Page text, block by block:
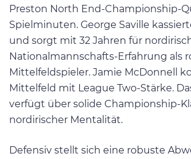
Preston North End-Championship-
Spielminuten. George Saville
und sorgt mit 32 Jahren für
Nationalmannschafts-Erfahrung als
Mittelfeldspieler. Jamie McDonnell
Mittelfeld mit League Two-Stärke.
verfügt über solide Championship-
nordirischer Mentalität.
Defensiv stellt sich eine robuste